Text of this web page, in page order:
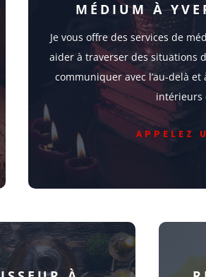
MÉDIUM À
Je vous offre des services de
aider à traverser des situations
communiquer avec l’au-delà
intérieurs
APPELEZ